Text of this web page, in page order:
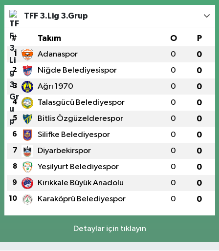
TFF 3.Lig 3.Grup
# Takım O P
1 Adanaspor 0 0
2 Niğde Belediyesispor 0 0
3 Ağrı 1970 0 0
4 Talasgücü Belediyespor 0 0
5 Bitlis Özgüzelderespor 0 0
6 Silifke Belediyespor 0 0
7 Diyarbekirspor 0 0
8 Yeşilyurt Belediyespor 0 0
9 Kırıkkale Büyük Anadolu 0 0
10 Karaköprü Belediyespor 0 0
Detaylar için tıklayın